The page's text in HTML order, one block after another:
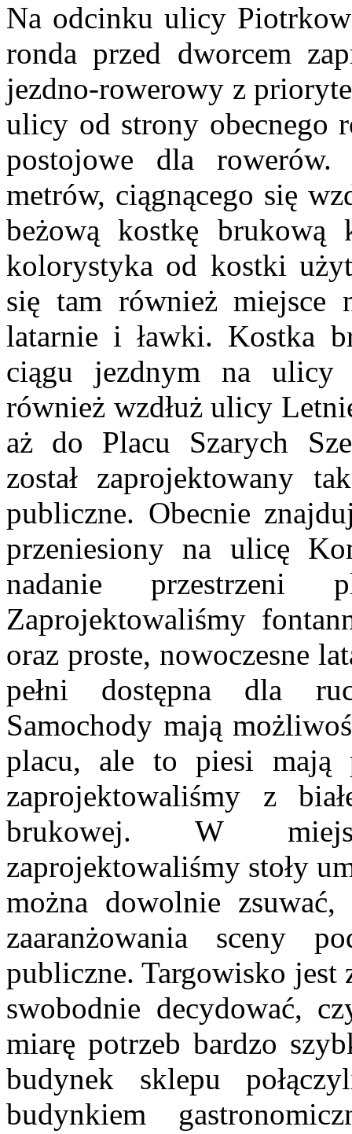
Na odcinku ulicy
ronda przed dworcem
jezdno-rowerowy z
ulicy od strony obecnego
postojowe dla
metrów, ciągnącego się
beżową kostkę
kolorystyka od kostki
się tam również miejsce
latarnie i ławki. Kostka
ciągu jezdnym na ulicy
również wzdłuż ulicy
aż do Placu Szarych
został zaprojektowany
publiczne. Obecnie
przeniesiony na ulicę
nadanie przestrzeni
Zaprojektowaliśmy
oraz proste, nowoczesne
pełni dostępna dla
Samochody mają
placu, ale to piesi mają
zaprojektowaliśmy z
brukowej. W
zaprojektowaliśmy stoły
można dowolnie
zaaranżowania sceny
publiczne. Targowisko jest
swobodnie decydować,
miarę potrzeb bardzo
budynek sklepu
budynkiem